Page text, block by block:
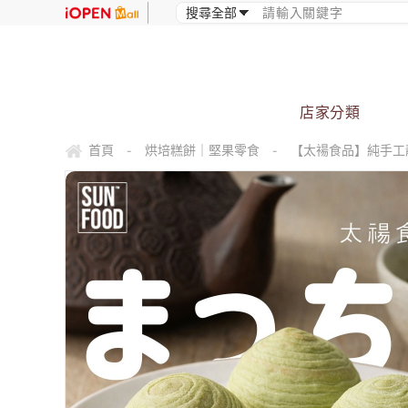
店家分類
首頁 - 烘培糕餅｜堅果零食 - 【太禓食品】純手